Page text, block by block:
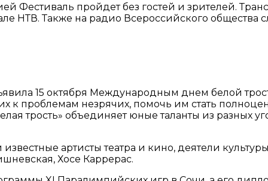
Фестиваль пройдет без гостей и зрителей.
НТВ. Также на радио Всероссийского
15 октября Международным днем белой
к проблемам незрячих, помочь им стать
трость» объединяет юные таланты из разных
артисты театра и кино, деятели
Хосе Каррерас.